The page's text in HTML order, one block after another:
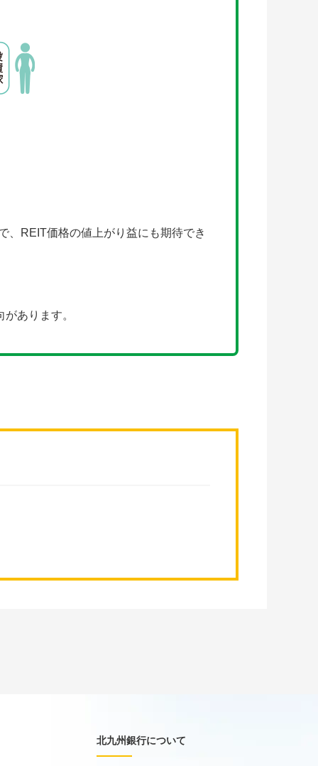
、REIT価格の値上がり益にも期待でき
あります。
北九州銀行について